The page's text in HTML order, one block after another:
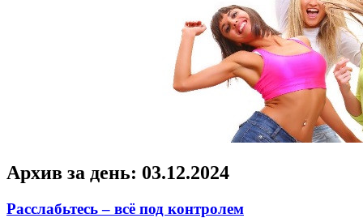
Архив за день: 03.12.2024
Расслабьтесь – всё под контролем